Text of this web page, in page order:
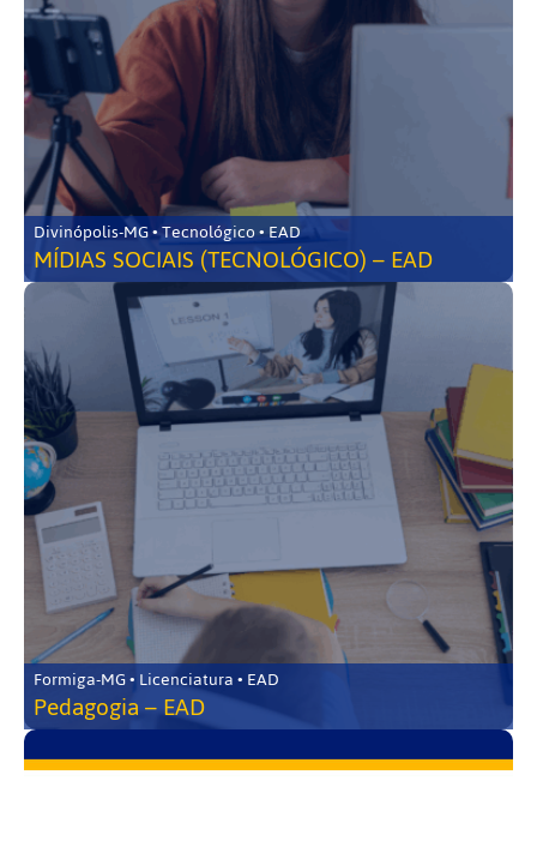
Divinópolis-MG • Tecnológico • EAD
MÍDIAS SOCIAIS (TECNOLÓGICO) – EAD
Formiga-MG • Licenciatura • EAD
Pedagogia – EAD